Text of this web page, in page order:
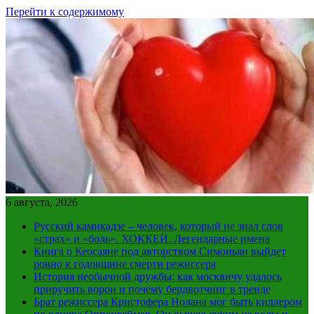
Перейти к содержимому
6 августа, 2026
Русский камикадзе – человек, который не знал слов
«страх» и «боль». ХОККЕЙ. Легендарные имена
Книга о Кеосаяне под авторством Симоньян выйдет
ровно к годовщине смерти режиссера
История необычной дружбы: как москвичу удалось
приручить ворон и почему бердвотчинг в тренде
Брат режиссера Кристофера Нолана мог быть киллером